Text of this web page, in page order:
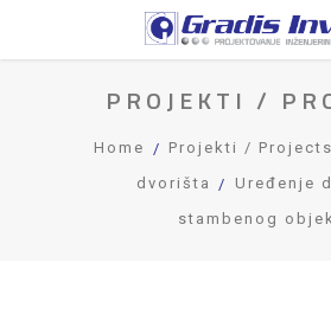
PROJEKTI /
Home Projekti / Projects
dvorišta
Uređenje
stambenog